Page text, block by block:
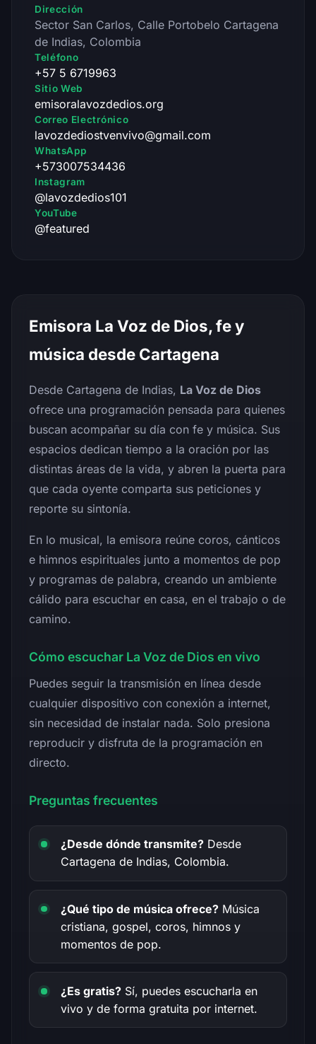
Dirección
Sector San Carlos, Calle Portobelo Cartagena
de Indias, Colombia
Teléfono
+57 5 6719963
Sitio Web
emisoralavozdedios.org
Correo Electrónico
lavozdediostvenvivo@gmail.com
WhatsApp
+573007534436
Instagram
@lavozdedios101
YouTube
@featured
Emisora La Voz de Dios, fe y
música desde Cartagena
Desde Cartagena de Indias, La Voz de Dios
ofrece una programación pensada para quienes
buscan acompañar su día con fe y música. Sus
espacios dedican tiempo a la oración por las
distintas áreas de la vida, y abren la puerta para
que cada oyente comparta sus peticiones y
reporte su sintonía.
En lo musical, la emisora reúne coros, cánticos
e himnos espirituales junto a momentos de pop
y programas de palabra, creando un ambiente
cálido para escuchar en casa, en el trabajo o de
camino.
Cómo escuchar La Voz de Dios en vivo
Puedes seguir la transmisión en línea desde
cualquier dispositivo con conexión a internet,
sin necesidad de instalar nada. Solo presiona
reproducir y disfruta de la programación en
directo.
Preguntas frecuentes
¿Desde dónde transmite? Desde
Cartagena de Indias, Colombia.
¿Qué tipo de música ofrece? Música
cristiana, gospel, coros, himnos y
momentos de pop.
¿Es gratis? Sí, puedes escucharla en
vivo y de forma gratuita por internet.